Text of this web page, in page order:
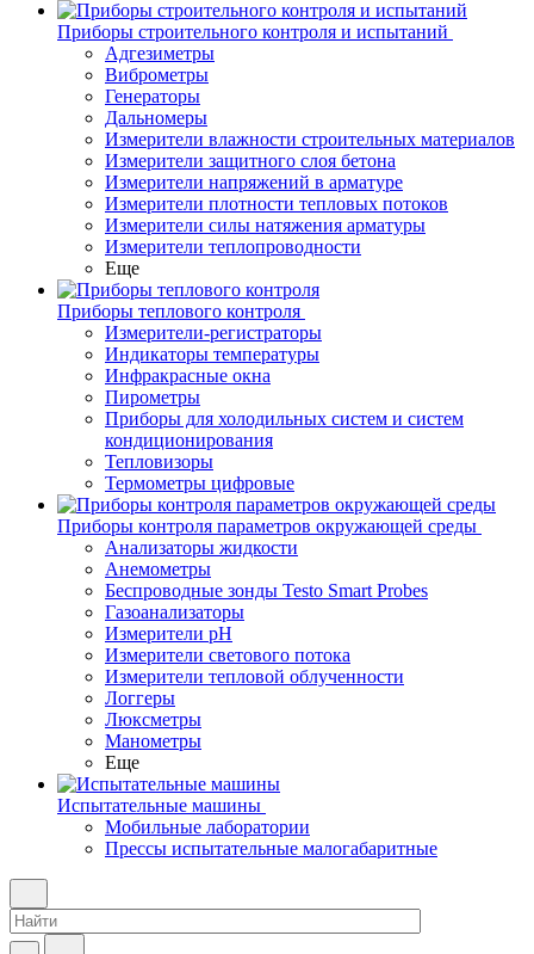
Приборы строительного контроля и испытаний
Адгезиметры
Виброметры
Генераторы
Дальномеры
Измерители влажности строительных материалов
Измерители защитного слоя бетона
Измерители напряжений в арматуре
Измерители плотности тепловых потоков
Измерители силы натяжения арматуры
Измерители теплопроводности
Еще
Приборы теплового контроля
Измерители-регистраторы
Индикаторы температуры
Инфракрасные окна
Пирометры
Приборы для холодильных систем и систем
кондиционирования
Тепловизоры
Термометры цифровые
Приборы контроля параметров окружающей среды
Анализаторы жидкости
Анемометры
Беспроводные зонды Testo Smart Probes
Газоанализаторы
Измерители pH
Измерители светового потока
Измерители тепловой облученности
Логгеры
Люксметры
Манометры
Еще
Испытательные машины
Мобильные лаборатории
Прессы испытательные малогабаритные